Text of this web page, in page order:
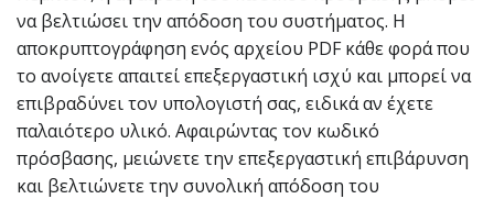
να βελτιώσει την απόδοση του συστήματος. Η
αποκρυπτογράφηση ενός αρχείου PDF κάθε φορά που
το ανοίγετε απαιτεί επεξεργαστική ισχύ και μπορεί να
επιβραδύνει τον υπολογιστή σας, ειδικά αν έχετε
παλαιότερο υλικό. Αφαιρώντας τον κωδικό
πρόσβασης, μειώνετε την επεξεργαστική επιβάρυνση
και βελτιώνετε την συνολική απόδοση του